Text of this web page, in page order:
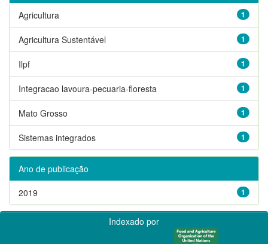
1
Agricultura
1
Agricultura Sustentável
1
Ilpf
1
Integracao lavoura-pecuaria-floresta
1
Mato Grosso
1
Sistemas integrados
Ano de publicação
1
2019
Indexado por